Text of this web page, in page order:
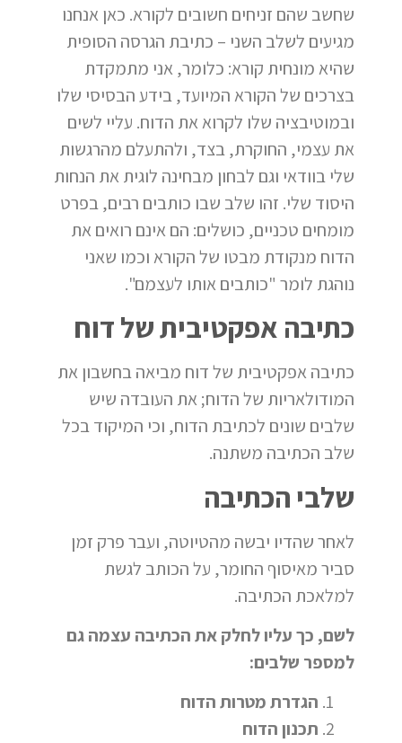
שחשב שהם זניחים חשובים לקורא. כאן אנחנו
מגיעים לשלב השני – כתיבת הגרסה הסופית
שהיא מונחית קורא: כלומר, אני מתמקדת
בצרכים של הקורא המיועד, בידע הבסיסי שלו
ובמוטיבציה שלו לקרוא את הדוח. עליי לשים
את עצמי, החוקרת, בצד, ולהתעלם מהרגשות
שלי בוודאי וגם לבחון מבחינה לוגית את הנחות
היסוד שלי. זהו שלב שבו כותבים רבים, בפרט
מומחים טכניים, כושלים: הם אינם רואים את
הדוח מנקודת מבטו של הקורא וכמו שאני
נוהגת לומר "כותבים אותו לעצמם".
כתיבה אפקטיבית של דוח
כתיבה אפקטיבית של דוח מביאה בחשבון את
המודולאריות של הדוח; את העובדה שיש
שלבים שונים לכתיבת הדוח, וכי המיקוד בכל
שלב הכתיבה משתנה.
שלבי הכתיבה
לאחר שהדיו יבשה מהטיוטה, ועבר פרק זמן
סביר מאיסוף החומר, על הכותב לגשת
למלאכת הכתיבה.
לשם, כך עליו לחלק את הכתיבה עצמה גם
למספר שלבים:
הגדרת מטרות הדוח
תכנון הדוח